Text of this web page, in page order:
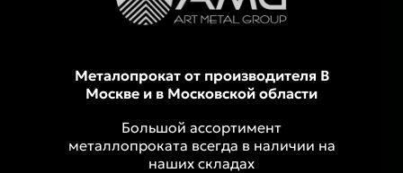
Металопрокат от производителя В
Москве и в Московской области
Большой ассортимент
металлопроката всегда в наличии на
наших складах